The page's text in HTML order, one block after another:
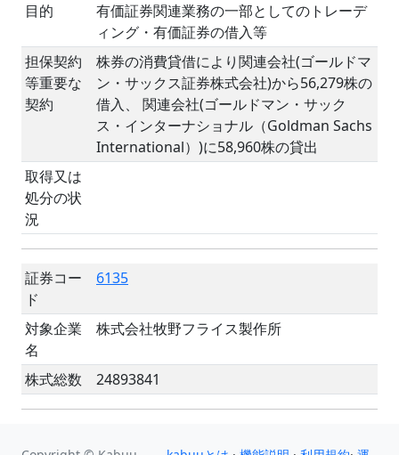
目的
有価証券関連業務の一部としてのトレーデ
ィング・有価証券の借入等
担保契約
等重要な
契約
株券の消費貸借により関連会社(ゴールドマ
ン・サックス証券株式会社)から56,279株の
借入、 関連会社(ゴールドマン・サック
ス・インターナショナル（Goldman Sachs
International）)に58,960株の貸出
取得又は
処分の状
況
証券コー
ド
6135
対象企業
名
株式会社牧野フライス製作所
株式総数 24893841